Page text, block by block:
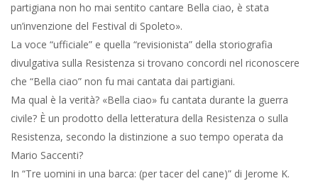
partigiana non ho mai sentito cantare Bella ciao, è stata
un’invenzione del Festival di Spoleto».
La voce “ufficiale” e quella “revisionista” della storiografia
divulgativa sulla Resistenza si trovano concordi nel riconoscere
che “Bella ciao” non fu mai cantata dai partigiani.
Ma qual è la verità? «Bella ciao» fu cantata durante la guerra
civile? È un prodotto della letteratura della Resistenza o sulla
Resistenza, secondo la distinzione a suo tempo operata da
Mario Saccenti?
In “Tre uomini in una barca: (per tacer del cane)” di Jerome K.